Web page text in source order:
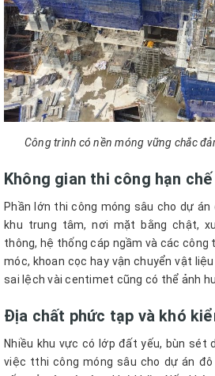
Công trình có nền móng vững chắc
Không gian thi công hạn chế
Phần lớn thi công móng sâu cho dự
khu trung tâm, nơi mặt bằng chật,
thông, hệ thống cáp ngầm và các công
móc, khoan cọc hay vận chuyển vật
sai lệch vài centimet cũng có thể ảnh
Địa chất phức tạp và khó
Nhiều khu vực có lớp đất yếu, bùn sét
việc tthi công móng sâu cho dự án